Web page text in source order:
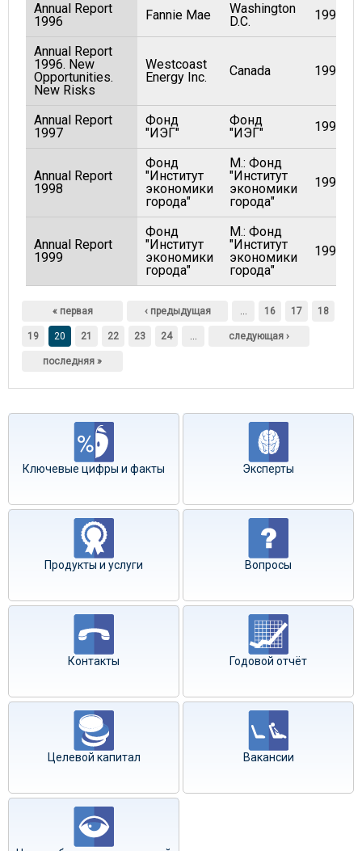
Annual Report
1996
Fannie Mae
Washington
D.C.
1997
Annual Report
1996. New
Opportunities.
New Risks
Westcoast
Energy Inc.
Canada 1996
Annual Report
1997
Фонд
"ИЭГ"
Фонд
"ИЭГ"
1998
Annual Report
1998
Фонд
"Институт
экономики
города"
М.: Фонд
"Институт
экономики
города"
1998
Annual Report
1999
Фонд
"Институт
экономики
города"
М.: Фонд
"Институт
экономики
города"
1999
« первая ‹ предыдущая … 16 17 18
19 20 21 22 23 24 … следующая ›
последняя »
Ключевые цифры и факты Эксперты
Продукты и услуги Вопросы
Контакты Годовой отчёт
Целевой капитал Вакансии